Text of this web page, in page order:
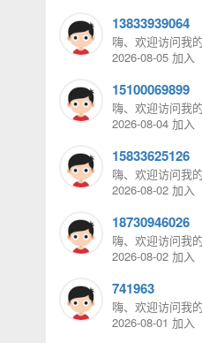
13833939064
嗨、欢迎访问我
我发消息哦。
2026-08-05 加入
15100069899
嗨、欢迎访问我
我发消息哦。
2026-08-04 加入
15833625126
嗨、欢迎访问我
我发消息哦。
2026-08-02 加入
18730946026
嗨、欢迎访问我
我发消息哦。
2026-08-02 加入
741963
嗨、欢迎访问我
我发消息哦。
2026-08-01 加入